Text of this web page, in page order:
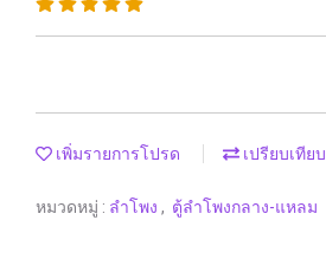
เพิ่มรายการโปรด เปรียบเทียบ
หมวดหมู่ : ลำโพง , ตู้ลำโพงกลาง-แหลม